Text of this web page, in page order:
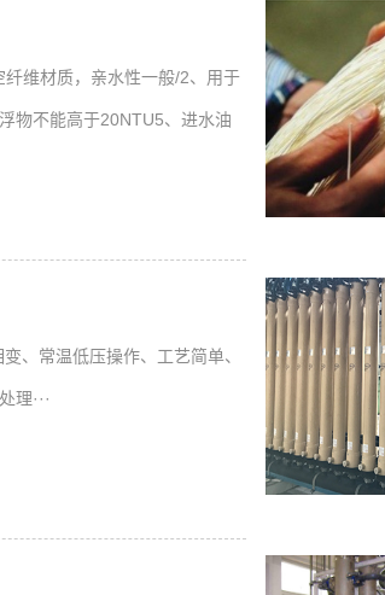
维材质，亲水性一般/2、用于
物不能高于20NTU5、进水油
常温低压操作、工艺简单、
理···